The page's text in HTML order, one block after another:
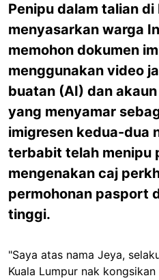
Penipu dalam talian di
menyasarkan warga
memohon dokumen
menggunakan video
buatan (AI) dan
yang menyamar
imigresen kedua-dua
terbabit telah menipu
mengenakan caj
permohonan pasport
tinggi.
"Saya atas nama Jeya,
Kuala Lumpur nak